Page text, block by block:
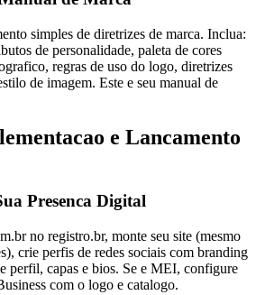
simples de diretrizes de marca. Inclua:
de personalidade, paleta de cores
regras de uso do logo, diretrizes
de imagem. Este e seu manual de
e Lancamento
Presenca Digital
no registro.br, monte seu site (mesmo
crie perfis de redes sociais com branding
perfil, capas e bios. Se e MEI, configure
com o logo e catalogo.